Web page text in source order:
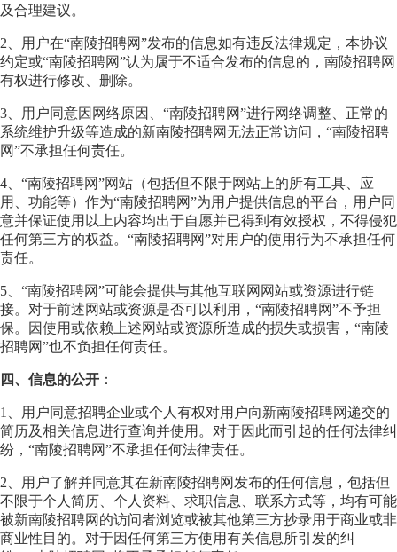
及合理建议。
2、用户在“南陵招聘网”发布的信息如有违反法律规定，本协议
约定或“南陵招聘网”认为属于不适合发布的信息的，南陵招聘网
有权进行修改、删除。
3、用户同意因网络原因、“南陵招聘网”进行网络调整、正常的
系统维护升级等造成的新南陵招聘网无法正常访问，“南陵招聘
网”不承担任何责任。
4、“南陵招聘网”网站（包括但不限于网站上的所有工具、应
用、功能等）作为“南陵招聘网”为用户提供信息的平台，用户同
意并保证使用以上内容均出于自愿并已得到有效授权，不得侵犯
任何第三方的权益。“南陵招聘网”对用户的使用行为不承担任何
责任。
5、“南陵招聘网”可能会提供与其他互联网网站或资源进行链
接。对于前述网站或资源是否可以利用，“南陵招聘网”不予担
保。因使用或依赖上述网站或资源所造成的损失或损害，“南陵
招聘网”也不负担任何责任。
四、信息的公开 ：
1、用户同意招聘企业或个人有权对用户向新南陵招聘网递交的
简历及相关信息进行查询并使用。对于因此而引起的任何法律纠
纷，“南陵招聘网”不承担任何法律责任。
2、用户了解并同意其在新南陵招聘网发布的任何信息，包括但
不限于个人简历、个人资料、求职信息、联系方式等，均有可能
被新南陵招聘网的访问者浏览或被其他第三方抄录用于商业或非
商业性目的。对于因任何第三方使用有关信息所引发的纠